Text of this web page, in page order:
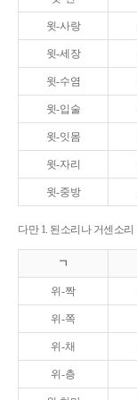
윗-사랑
윗-세장
윗-수염
윗-입술
윗-잇몸
윗-자리
윗-중방
다만 1. 된소리나 거센소
ㄱ
위-짝
위-쪽
위-채
위-층